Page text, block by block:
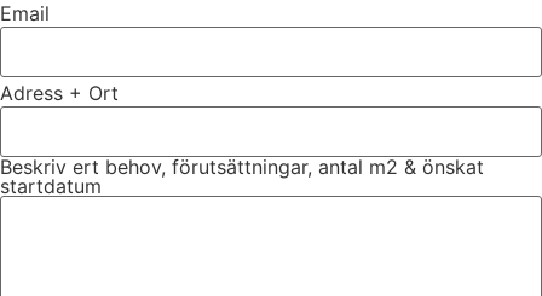
Email
Adress + Ort
Beskriv ert behov, förutsättningar, antal m2 & önskat
startdatum